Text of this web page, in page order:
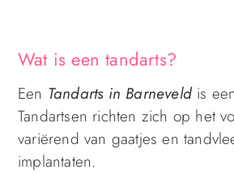
Wat is een tandarts?
Een Tandarts in Barneveldis
Tandartsen richten zich op het
variërend van gaatjes en
implantaten.